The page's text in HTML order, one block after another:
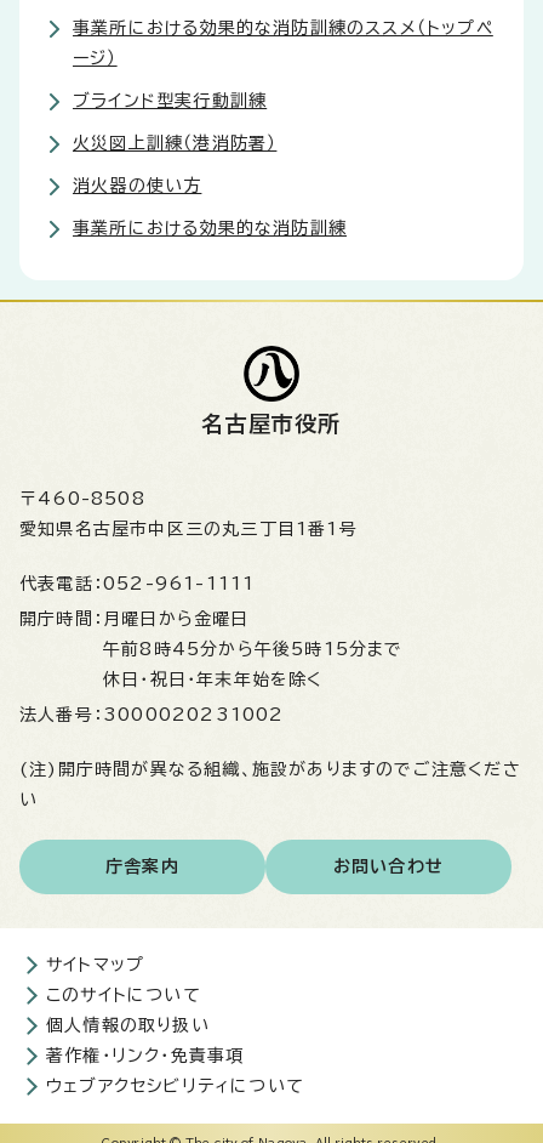
事業所における効果的な消防訓練のススメ（トップペ
ージ）
ブラインド型実行動訓練
火災図上訓練（港消防署）
消火器の使い方
事業所における効果的な消防訓練
名古屋市役所
〒460-8508
愛知県名古屋市中区三の丸三丁目1番1号
代表電話： 052-961-1111
開庁時間： 月曜日から金曜日
午前8時45分から午後5時15分まで
休日・祝日・年末年始を除く
法人番号： 3000020231002
(注)開庁時間が異なる組織、施設がありますのでご注意くださ
い
庁舎案内 お問い合わせ
サイトマップ
このサイトについて
個人情報の取り扱い
著作権・リンク・免責事項
ウェブアクセシビリティについて